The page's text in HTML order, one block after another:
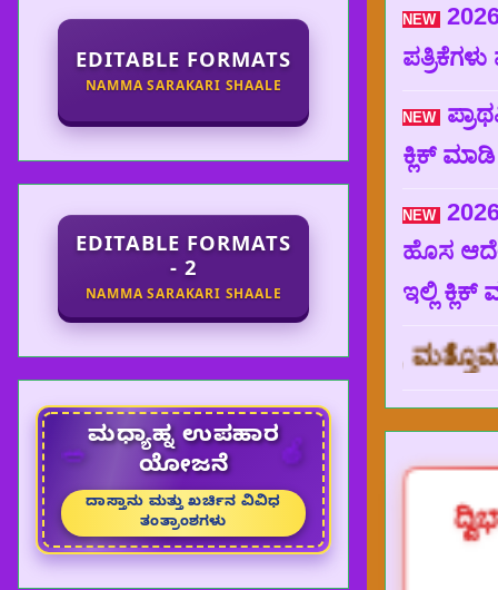
NEW
NEW
ಕ್ಲಿಕ್
NEW
ಹೊಸ
ಇಲ್ಲಿ ಕ್ಲಿಕ್
ಧನ್ಯವಾದಗಳು, ಮತ್ತೊಮ್ಮೆ ಈ
EDITABLE FORMATS
NAMMA SARAKARI SHAALE
EDITABLE FORMATS
- 2
NAMMA SARAKARI SHAALE
🥗ಮಧ್ಯಾಹ್ನ ಉಪಹಾರ
ಯೋಜನೆ
🍎
ದಾಸ್ತಾನು ಮತ್ತು ಖರ್ಚಿನ ವಿವಿಧ
ತಂತ್ರಾಂಶಗಳು